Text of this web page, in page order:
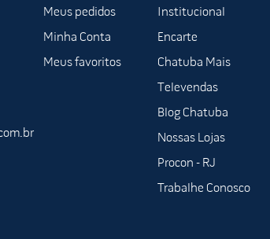
e inovação em produtos de proteção para
Meus pedidos
Minha Conta
Meus favoritos
Institucional
Encarte
Chatuba Mais
Televendas
Blog Chatuba
Nossas Lojas
Procon - RJ
Trabalhe Conosco